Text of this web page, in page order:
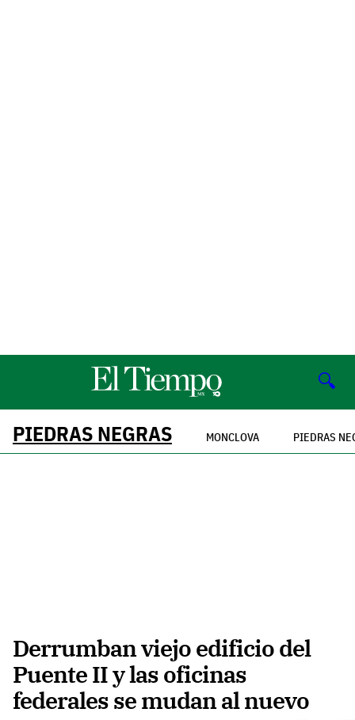
🔍
PIEDRAS NEGRAS MONCLOVA PIEDRAS
Derrumban viejo edificio del
Puente II y las oficinas
federales se mudan al nuevo